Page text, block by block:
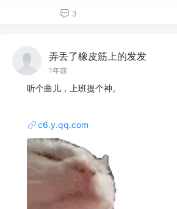
3
弄丢了橡皮筋上的发发
1年前
听个曲儿，上班提个神。
c6.y.qq.com